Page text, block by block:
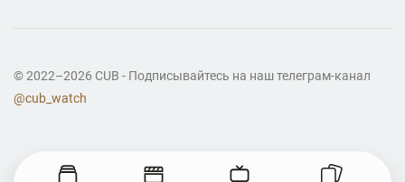
© 2022–2026 CUB - Подписывайтесь на наш телеграм-канал
@cub_watch